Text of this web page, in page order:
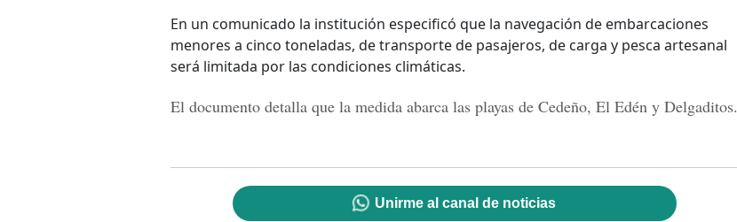
En un comunicado la institución especificó que la navegación de embarcaciones
menores a cinco toneladas, de transporte de pasajeros, de carga y pesca artesanal
será limitada por las condiciones climáticas.
El documento detalla que la medida abarca las playas de Cedeño, El Edén y Delgaditos.
Unirme al canal de noticias